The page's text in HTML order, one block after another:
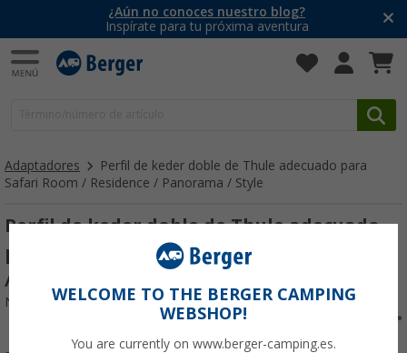
¿Aún no conoces nuestro blog?
Inspírate para tu próxima aventura
Adaptadores
Perfil de keder doble de Thule adecuado para
Safari Room / Residence / Panorama / Style
Perfil de keder doble de Thule adecuado
para Safari Room / Residence / Panorama
/ Style
Nº de artículo 110283
WELCOME TO THE BERGER CAMPING
WEBSHOP!
You are currently on www.berger-camping.es.